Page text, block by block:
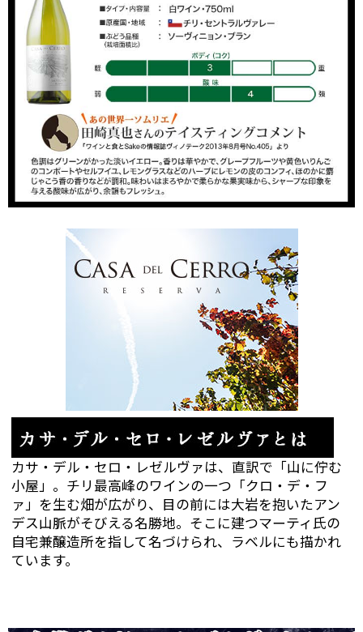
カサ・デル・セロ・レゼルヴァは、直訳で「山に佇む
小屋」。チリ最高峰のワインの一つ「クロ・デ・フ
ァ」を生む畑が広がり、目の前には大岩を抱いたアン
デス山脈がそびえる名勝地。そこに建つマーティ氏の
自宅兼醸造所を指して名づけられ、ラベルにも描かれ
ています。